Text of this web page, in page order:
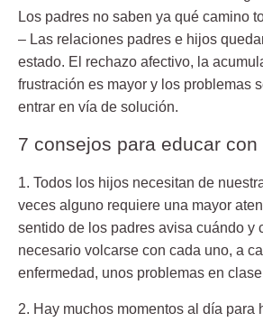
Los padres no saben ya qué camino
– Las relaciones padres e hijos
estado. El rechazo afectivo, la
frustración es mayor y los problemas
entrar en vía de solución.
7 consejos para educar con
1. Todos los hijos necesitan de
veces alguno requiere una mayor
sentido de los padres avisa cuándo y
necesario volcarse con cada uno, a
enfermedad, unos problemas en
2. Hay muchos momentos al día para